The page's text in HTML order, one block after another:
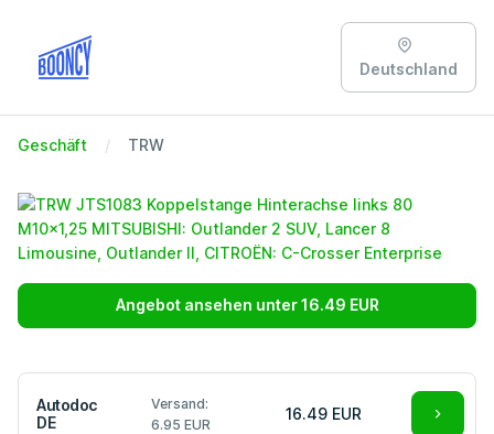
Deutschland
Geschäft TRW
Angebot ansehen unter 16.49 EUR
Autodoc
DE
Versand:
6.95 EUR
16.49 EUR